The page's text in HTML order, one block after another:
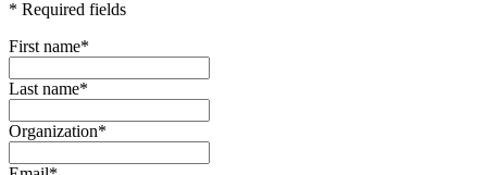
* Required fields
First name*
Last name*
Organization*